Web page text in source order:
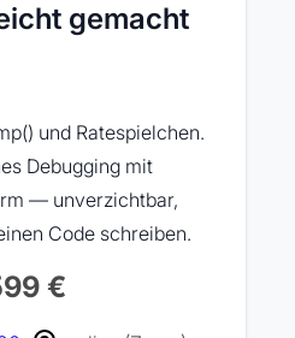
gemacht
und Ratespielchen.
Debugging mit
— unverzichtbar,
Code schreiben.
€